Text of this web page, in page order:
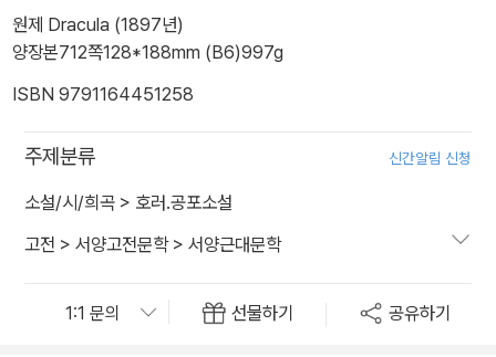
원제 Dracula (1897년)
양장본712쪽128*188mm (B6)997g
ISBN 9791164451258
주제분류 신간알림 신청
소설/시/희곡 > 호러.공포소설
고전 > 서양고전문학> 서양근대문학
선물하기 공유하기